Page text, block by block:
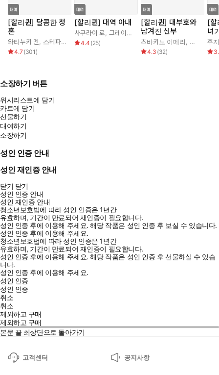
[할리퀸] 달콤한 청
혼
와타누키 멘 스테파니 로렌스
4.7 (301 )
[할리퀸] 대역 아내
사쿠라이 료 그레이스 그린
4.4 (25)
[할리퀸] 대부호와
남겨진 신부
츠바키노 이메리 케이트 휴
4.3 (32)
[할
녀
후
소장하기 버튼
위시리스트에 담기
카트에 담기
선물하기
대여하기
소장하기
성인 인증 안내
성인 재인증 안내
닫기 닫기
성인 인증 안내
성인 재인증 안내
청소년보호법에 따라 성인 인증은 1년간
유효하며, 기간이 만료되어 재인증이 필요합니다.
성인 인증 후에 이용해 주세요.해당 작품은 성인 인증 후 보실 수 있습니다.
성인 인증 후에 이용해 주세요.
청소년보호법에 따라 성인 인증은 1년간
유효하며, 기간이 만료되어 재인증이 필요합니다.
성인 인증 후에 이용해 주세요.해당 작품은 성인 인증 후 선물하실 수 있습
니다.
성인 인증 후에 이용해 주세요.
성인 인증
성인 인증
취소
취소
제외하고 구매
제외하고 구매
본문 끝 최상단으로 돌아가기
고객센터 공지사항